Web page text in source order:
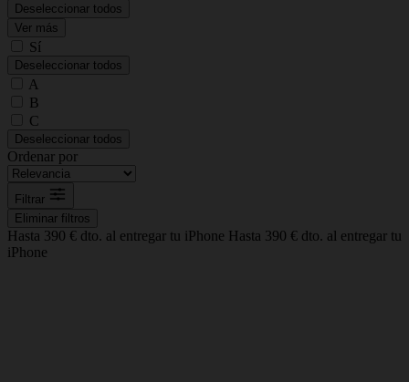
Deseleccionar todos
Ver más
Sí
Deseleccionar todos
A
B
C
Deseleccionar todos
Ordenar por
Filtrar
Eliminar filtros
Hasta 390 € dto. al entregar tu iPhone Hasta 390 € dto. al entregar tu
iPhone